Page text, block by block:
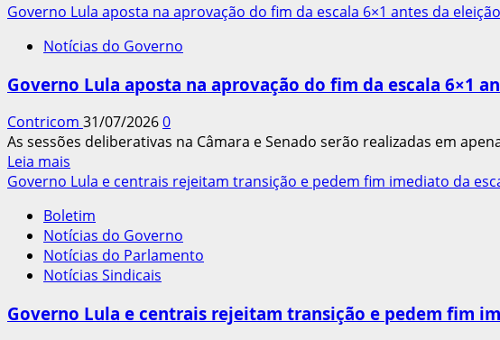
Governo Lula aposta na aprovação do fim da escala 6×1 antes da eleição
Notícias do Governo
Governo Lula aposta na aprovação do fim da escala 6×1
Contricom 31/07/20260
As sessões deliberativas na Câmara e Senado serão realizadas em
Leia mais
mais
Governo
Lula
aposta
na
do
Governo Lula e centrais rejeitam transição e pedem fim imediato da
Boletim
Notícias do Governo
Notícias do Parlamento
Notícias Sindicais
Governo Lula e centrais rejeitam transição e pedem fim